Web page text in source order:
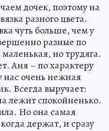
дочек, поэтому на
разного цвета.
чуть больше, чем у
разные по
но трудяга.
Аня – по характеру
нас очень нежная
Всегда выручает:
лежит спокойненько.
Но она самая
держат, и сразу